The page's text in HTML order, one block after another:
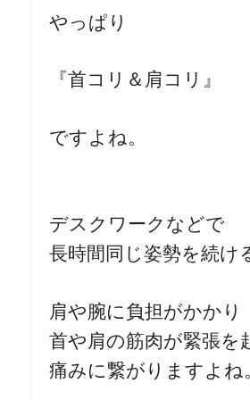
やっぱり
『首コリ＆肩コリ』
ですよね。
デスクワークなどで
長時間同じ姿勢を続け
肩や腕に負担がかかり
首や肩の筋肉が緊張を
痛みに繋がりますよね